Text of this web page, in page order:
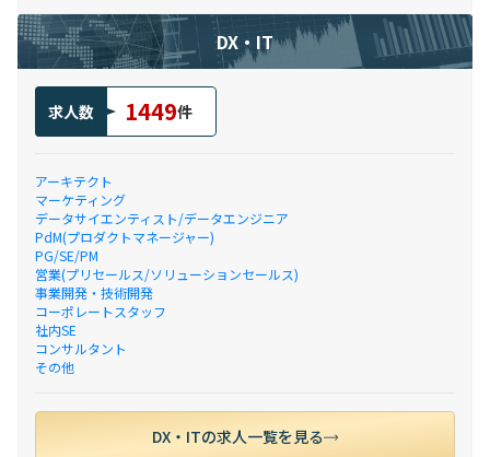
DX・IT
求人数 1449件
アーキテクト
マーケティング
データサイエンティスト/データエンジニア
PdM(プロダクトマネージャー)
PG/SE/PM
営業(プリセールス/ソリューションセールス)
事業開発・技術開発
コーポレートスタッフ
社内SE
コンサルタント
その他
DX・ITの求人一覧を見る